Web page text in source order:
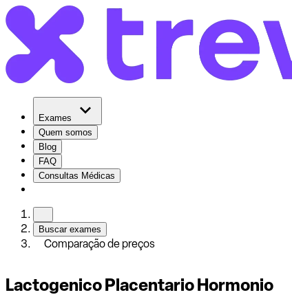
Exames
Quem somos
Blog
FAQ
Consultas Médicas
Buscar exames
Comparação de preços
Lactogenico Placentario Hormonio